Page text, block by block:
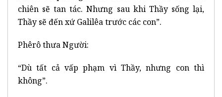
chiên sẽ tan tác. Nhưng sau khi Thầy sống lại,
Thầy sẽ đến xứ Galilêa trước các con”.
Phêrô thưa Người:
“Dù tất cả vấp phạm vì Thầy, nhưng con thì
không”.